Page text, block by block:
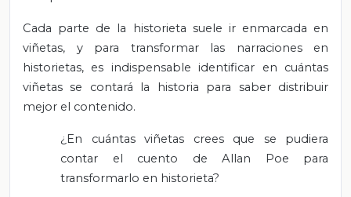
Cada parte de la historieta suele ir enmarcada en
viñetas, y para transformar las narraciones en
historietas, es indispensable identificar en cuántas
viñetas se contará la historia para saber distribuir
mejor el contenido.
¿En cuántas viñetas crees que se pudiera
contar el cuento de Allan Poe para
transformarlo en historieta?